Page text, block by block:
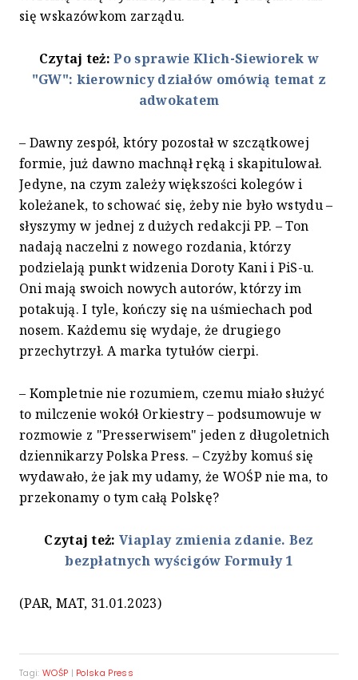
się wskazówkom zarządu.
Czytaj też:Po sprawie Klich-Siewiorek w
"GW": kierownicy działów omówią temat z
adwokatem
– Dawny zespół, który pozostał w szczątkowej
formie, już dawno machnął ręką i skapitulował.
Jedyne, na czym zależy większości kolegów i
koleżanek, to schować się, żeby nie było wstydu –
słyszymy w jednej z dużych redakcji PP. – Ton
nadają naczelni z nowego rozdania, którzy
podzielają punkt widzenia Doroty Kani i PiS-u.
Oni mają swoich nowych autorów, którzy im
potakują. I tyle, kończy się na uśmiechach pod
nosem. Każdemu się wydaje, że drugiego
przechytrzył. A marka tytułów cierpi.
– Kompletnie nie rozumiem, czemu miało służyć
to milczenie wokół Orkiestry – podsumowuje w
rozmowie z "Presserwisem" jeden z długoletnich
dziennikarzy Polska Press. – Czyżby komuś się
wydawało, że jak my udamy, że WOŚP nie ma, to
przekonamy o tym całą Polskę?
Czytaj też:Viaplay zmienia zdanie. Bez
bezpłatnych wyścigów Formuły 1
(PAR, MAT, 31.01.2023)
Tagi: WOŚP | Polska Press